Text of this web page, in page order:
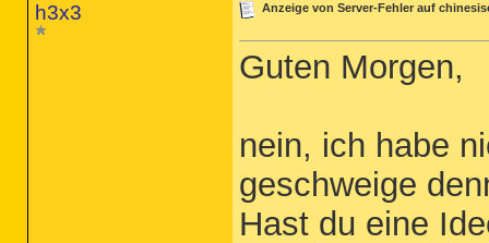
h3x3 Anzeige von Server-Fehler auf
Guten Morgen,
nein, ich habe
geschweige
Hast du eine